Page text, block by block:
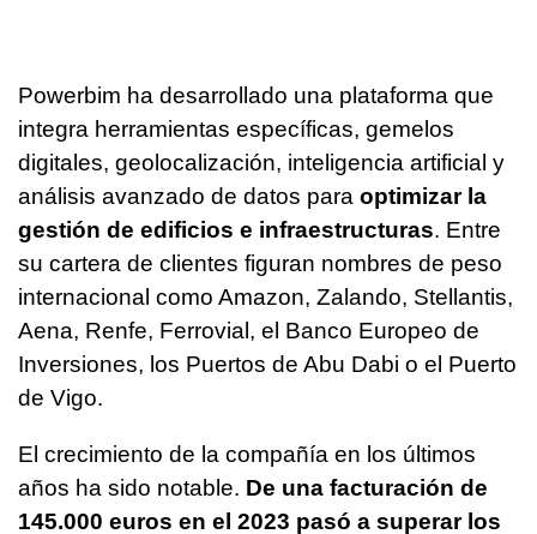
Powerbim ha desarrollado una plataforma que
integra herramientas específicas, gemelos
digitales, geolocalización, inteligencia artificial y
análisis avanzado de datos para optimizar la
gestión de edificios e infraestructuras. Entre
su cartera de clientes figuran nombres de peso
internacional como Amazon, Zalando, Stellantis,
Aena, Renfe, Ferrovial, el Banco Europeo de
Inversiones, los Puertos de Abu Dabi o el Puerto
de Vigo.
El crecimiento de la compañía en los últimos
años ha sido notable. De una facturación de
145.000 euros en el 2023 pasó a superar los